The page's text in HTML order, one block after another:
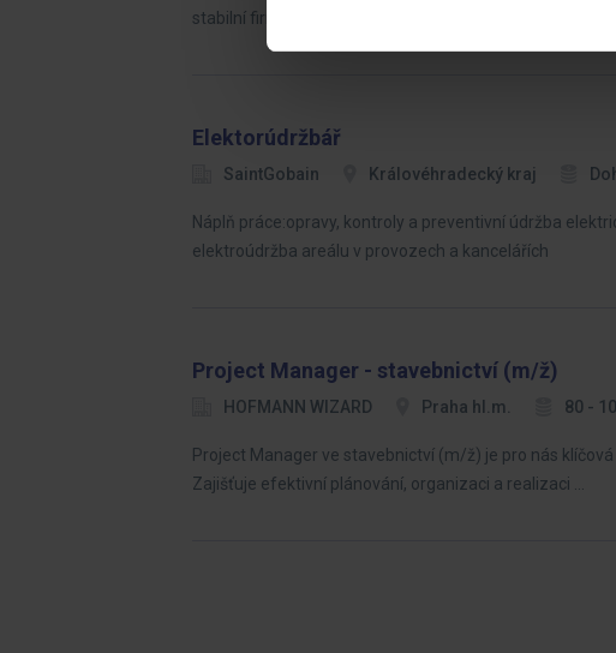
stabilní firmě, které záleží na zaměstnancích! Jak získat…
Elektorúdržbář
SaintGobain Královéhradecký kraj
Náplň práce:opravy, kontroly a preventivní údržba
elektroúdržba areálu v provozech a kancelářích
Project Manager - stavebnictví (m/ž)
HOFMANN WIZARD Praha hl.m. 80 -
Project Manager ve stavebnictví (m/ž) je pro nás
Zajišťuje efektivní plánování, organizaci a realizaci …